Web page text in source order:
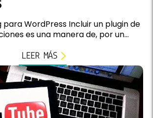
para WordPress Incluir un plugin de
es una manera de, por un...
LEER MÁS